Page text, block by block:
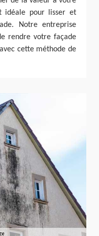
idéale pour lisser et
Notre entreprise
rendre votre façade
cette méthode de